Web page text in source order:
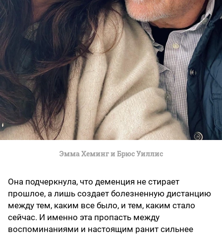
Эмма Хеминг и Брюс Уиллис
Она подчеркнула, что деменция не стирает
прошлое, а лишь создает болезненную дистанцию
между тем, каким все было, и тем, каким стало
сейчас. И именно эта пропасть между
воспоминаниями и настоящим ранит сильнее